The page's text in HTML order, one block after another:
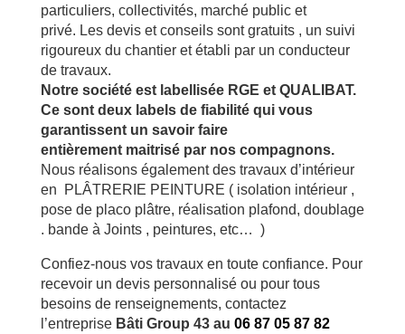
particuliers, collectivités, marché public et
privé. Les devis et conseils sont gratuits , un suivi
rigoureux du chantier et établi par un conducteur
de travaux.
Notre société est labellisée RGE et QUALIBAT.
Ce sont deux labels de fiabilité qui vous
garantissent un savoir faire
entièrementmaitrisé par nos compagnons.
Nous réalisons également des travaux d’intérieur
en PLÂTRERIE PEINTURE ( isolation intérieur ,
pose de placo plâtre, réalisation plafond, doublage
. bande à Joints , peintures, etc… )
Confiez-nous vos travaux en toute confiance. Pour
recevoir un devis personnalisé ou pour tous
besoins de renseignements, contactez
l’entreprise Bâti Group 43au 06 87 05 87 82